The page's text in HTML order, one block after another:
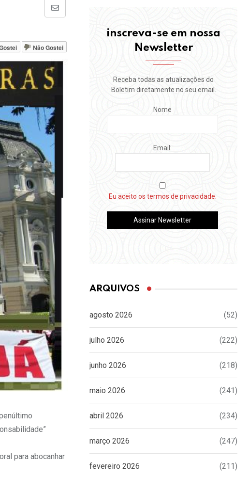
Share
Email
Não Gostei
para abocanhar
inscreva-se em nossa
Newsletter
Receba todas as atualizações do
Boletim diretamente no seu email.
Nome
Email:
Eu aceito os termos de privacidade.
ARQUIVOS
agosto 2026 (52)
julho 2026 (222)
junho 2026 (218)
maio 2026 (241)
abril 2026 (234)
março 2026 (247)
fevereiro 2026 (211)